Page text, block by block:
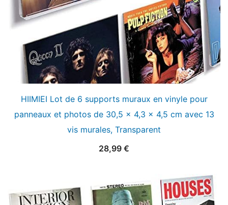
HIIMIEI Lot de 6 supports muraux en vinyle pour
panneaux et photos de 30,5 x 4,3 x 4,5 cm avec 13
vis murales, Transparent
28,99 €